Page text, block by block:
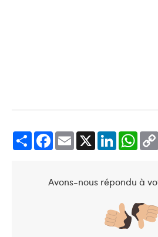
Share Facebook Email LinkedIn
Avons-nous répondu à